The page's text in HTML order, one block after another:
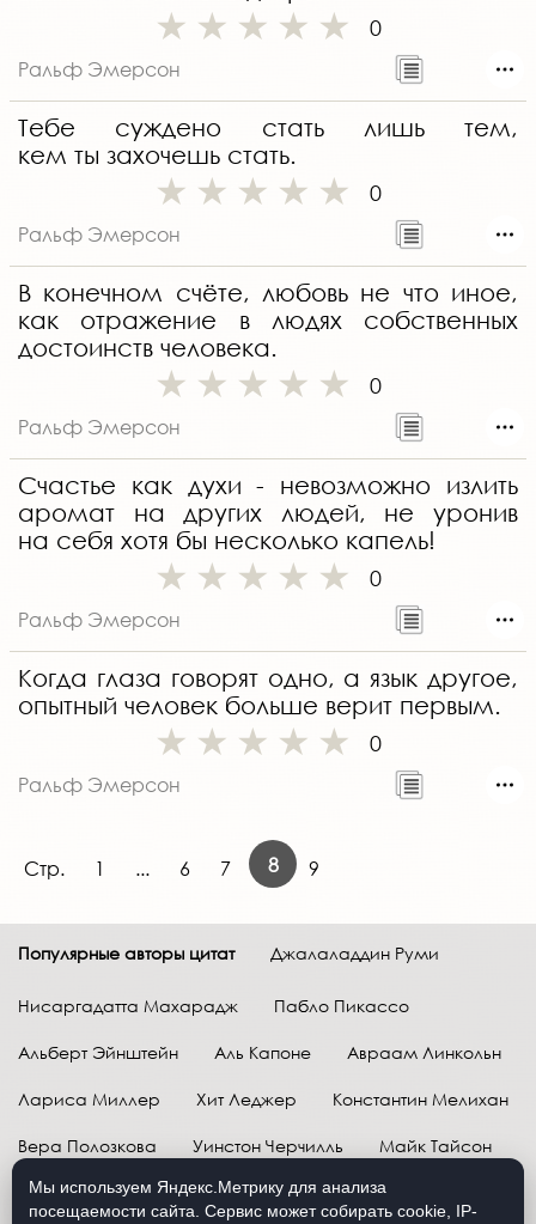
0
Ральф Эмерсон
Тебе суждено стать лишь тем,
кем ты захочешь стать.
0
Ральф Эмерсон
В конечном счёте, любовь не что иное,
как отражение в людях собственных
достоинств человека.
0
Ральф Эмерсон
Счастье как духи - невозможно излить
аромат на других людей, не уронив
на себя хотя бы несколько капель!
0
Ральф Эмерсон
Когда глаза говорят одно, а язык другое,
опытный человек больше верит первым.
0
Ральф Эмерсон
Стр. 1 ... 6 7 8 9
Популярные авторы цитат Джалаладдин Руми
Нисаргадатта Махарадж Пабло Пикассо
Альберт Эйнштейн Аль Капоне Авраам Линкольн
Лариса Миллер Хит Леджер Константин Мелихан
Вера Полозкова Уинстон Черчилль Майк Тайсон
Марк Твен Расул Гамзатов Грег Плитт
Мы используем Яндекс.Метрику для анализа
посещаемости сайта. Сервис может собирать cookie, IP-